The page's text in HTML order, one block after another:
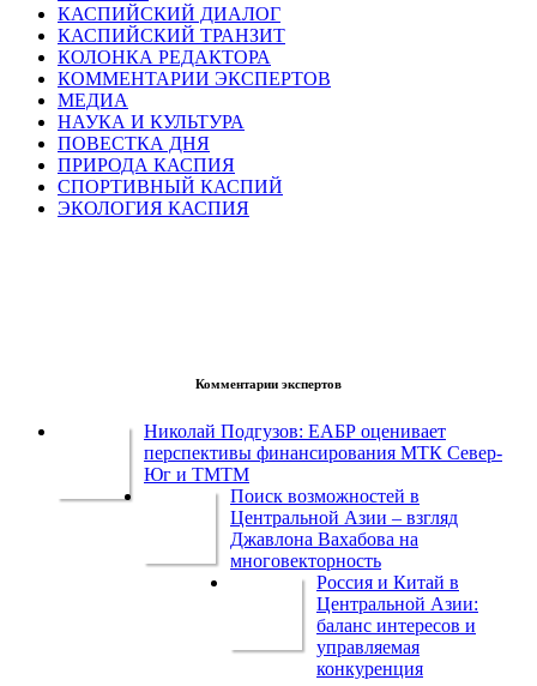
КАСПИЙСКИЙ ДИАЛОГ
КАСПИЙСКИЙ ТРАНЗИТ
КОЛОНКА РЕДАКТОРА
КОММЕНТАРИИ ЭКСПЕРТОВ
МЕДИА
НАУКА И КУЛЬТУРА
ПОВЕСТКА ДНЯ
ПРИРОДА КАСПИЯ
СПОРТИВНЫЙ КАСПИЙ
ЭКОЛОГИЯ КАСПИЯ
Комментарии экспертов
Николай Подгузов: ЕАБР оценивает
перспективы финансирования МТК Север-
Юг и ТМТМ
Поиск возможностей в
Центральной Азии – взгляд
Джавлона Вахабова на
многовекторность
Россия и Китай в
Центральной Азии:
баланс интересов и
управляемая
конкуренция